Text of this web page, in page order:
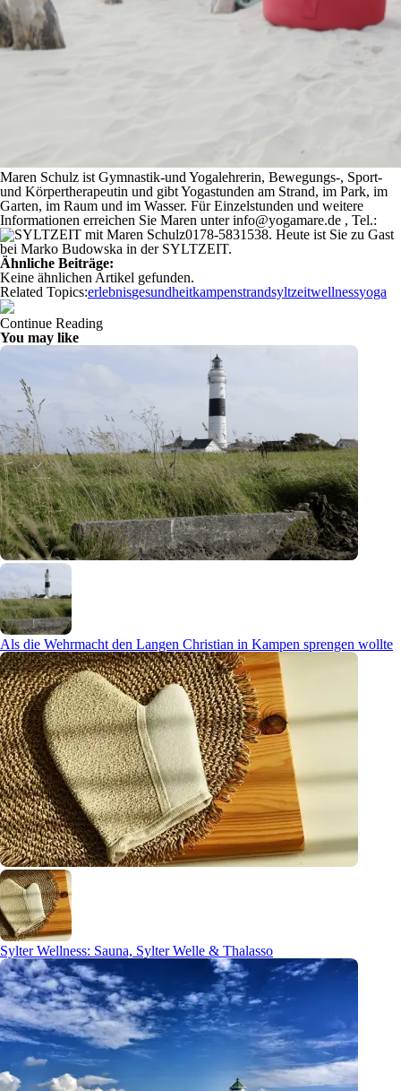
Maren Schulz ist Gymnastik-und Yogalehrerin, Bewegungs-, Sport-
und Körpertherapeutin und gibt Yogastunden am Strand, im Park, im
Garten, im Raum und im Wasser. Für Einzelstunden und weitere
Informationen erreichen Sie Maren unter info@yogamare.de , Tel.:
0178-5831538. Heute ist Sie zu Gast
bei Marko Budowska in der SYLTZEIT.
Ähnliche Beiträge:
Keine ähnlichen Artikel gefunden.
Related Topics:erlebnisgesundheitkampenstrandsyltzeitwellnessyoga
Continue Reading
You may like
Als die Wehrmacht den Langen Christian in Kampen sprengen wollte
Sylter Wellness: Sauna, Sylter Welle & Thalasso